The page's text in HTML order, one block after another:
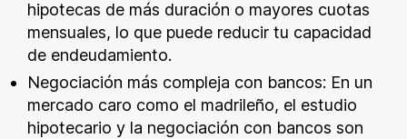
hipotecas de más duración o mayores cuotas
mensuales, lo que puede reducir tu capacidad
de endeudamiento.
Negociación más compleja con bancos: En un
mercado caro como el madrileño, el estudio
hipotecario y la negociación con bancos son